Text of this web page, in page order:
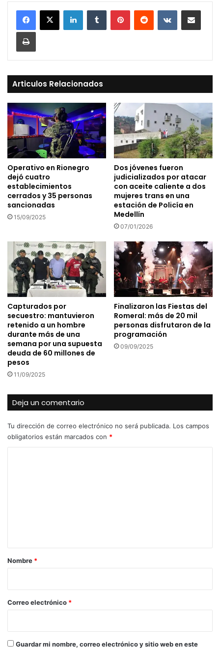
LinkedInTumblr PinterestReddit VKontakteCompartir vía Mail
Print
Articulos Relacionados
Operativo en Rionegro
dejó cuatro
establecimientos
cerrados y 35 personas
sancionadas
15/09/2025
Dos jóvenes fueron
judicializados por atacar
con aceite caliente a dos
mujeres trans en una
estación de Policía en
Medellín
07/01/2026
Capturados por
secuestro: mantuvieron
retenido a un hombre
durante más de una
semana por una supuesta
deuda de 60 millones de
pesos
11/09/2025
Finalizaron las Fiestas del
Romeral: más de 20 mil
personas disfrutaron de la
programación
09/09/2025
Deja un comentario
Tu dirección de correo electrónico no será publicada. Los campos
obligatorios están marcados con *
r
*
Nombre *
Correo electrónico *
Guardar mi nombre, correo electrónico y sitio web en este